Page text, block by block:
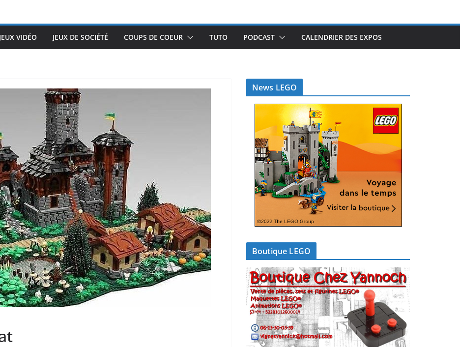
JEUX VIDÉO JEUX DE SOCIÉTÉ COUPS DE COEUR TUTO PODCAST CALENDRIER DES EXPOS
News LEGO
Boutique LEGO